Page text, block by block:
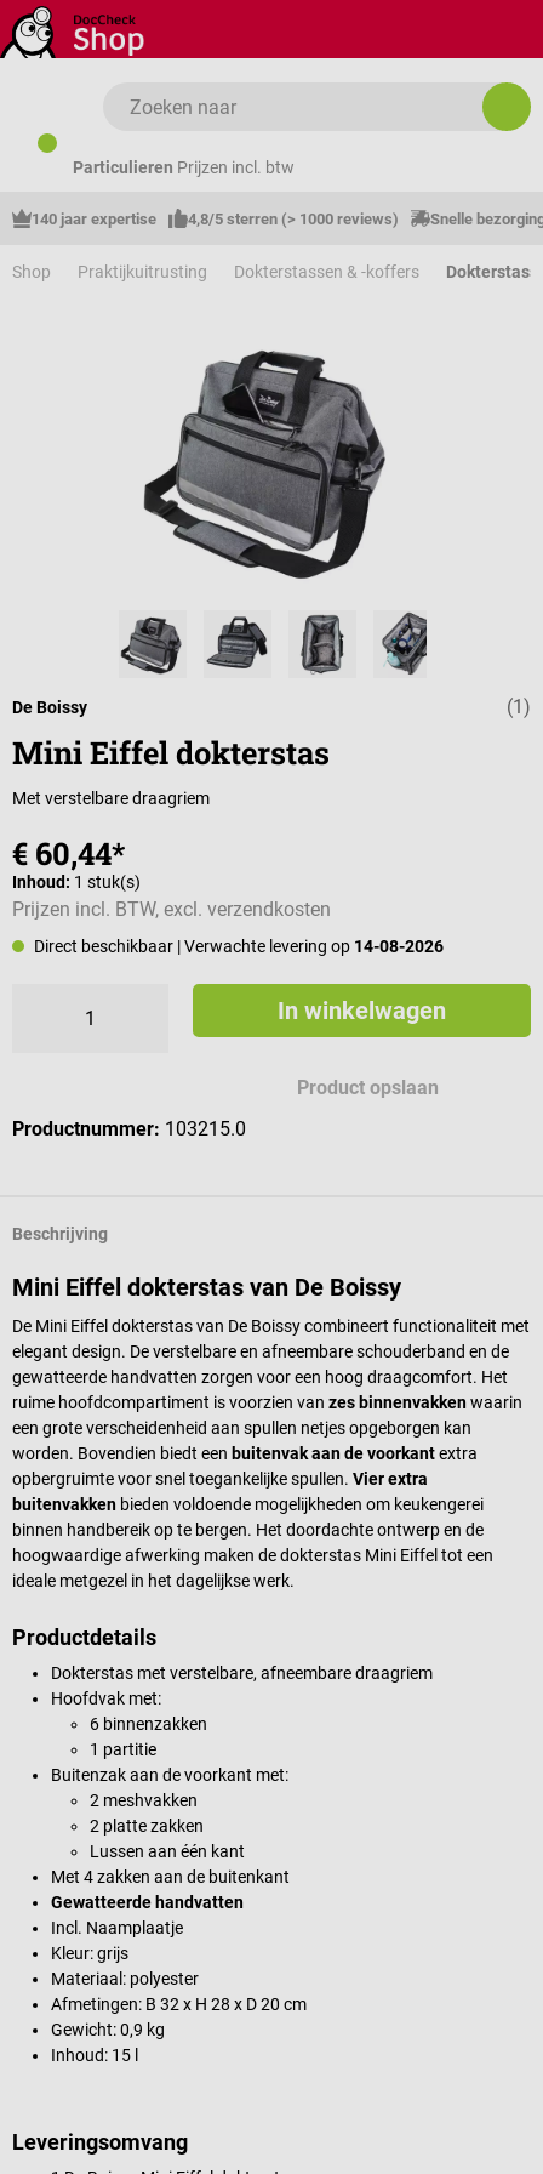
Ga naar de hoofdinhoud
Particulieren Prijzen incl. btw
140 jaar expertise 4,8/5 sterren (> 1000 reviews) Snelle
Shop Praktijkuitrusting Dokterstassen & -koffers
Gemiddelde
(1)
De Boissy
Mini Eiffel dokterstas
Met verstelbare draagriem
€ 60,44*
Inhoud: 1 stuk(s)
Prijzen incl. BTW, excl. verzendkosten
Direct beschikbaar | Verwachte levering op 14-08-2026
In winkelwagen
Product opslaan
Productnummer: 103215.0
Beschrijving
Mini Eiffel dokterstas van De Boissy
De Mini Eiffel dokterstas van De Boissy combineert functionaliteit met
elegant design. De verstelbare en afneembare schouderband en de
gewatteerde handvatten zorgen voor een hoog draagcomfort. Het
ruime hoofdcompartiment is voorzien van zes binnenvakkenwaarin
een grote verscheidenheid aan spullen netjes opgeborgen kan
worden. Bovendien biedt een buitenvak aan de voorkantextra
opbergruimte voor snel toegankelijke spullen. Vier extra
buitenvakken bieden voldoende mogelijkheden om keukengerei
binnen handbereik op te bergen. Het doordachte ontwerp en de
hoogwaardige afwerking maken de dokterstas Mini Eiffel tot een
ideale metgezel in het dagelijkse werk.
Productdetails
Dokterstas met verstelbare, afneembare draagriem
Hoofdvak met:
6 binnenzakken
1 partitie
Buitenzak aan de voorkant met:
2 meshvakken
2 platte zakken
Lussen aan één kant
Met 4 zakken aan de buitenkant
Gewatteerde handvatten
Incl. Naamplaatje
Kleur: grijs
Materiaal: polyester
Afmetingen: B 32 x H 28 x D 20 cm
Gewicht: 0,9 kg
Inhoud: 15 l
Leveringsomvang